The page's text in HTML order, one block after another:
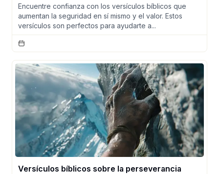
Encuentre confianza con los versículos bíblicos que
aumentan la seguridad en sí mismo y el valor. Estos
versículos son perfectos para ayudarte a...
Versículos bíblicos sobre la perseverancia